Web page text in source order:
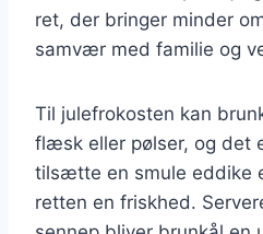
ret, der bringer minder
samvær med familie og
Til julefrokosten kan
flæsk eller pølser, og det
tilsætte en smule eddike
retten en friskhed.